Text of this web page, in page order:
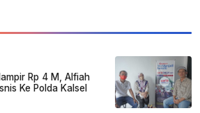
Rp 4 M, Alfiah
Ke Polda Kalsel